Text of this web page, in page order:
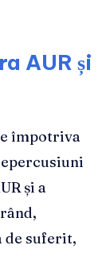
AUR și
împotriva
și a
de suferit,